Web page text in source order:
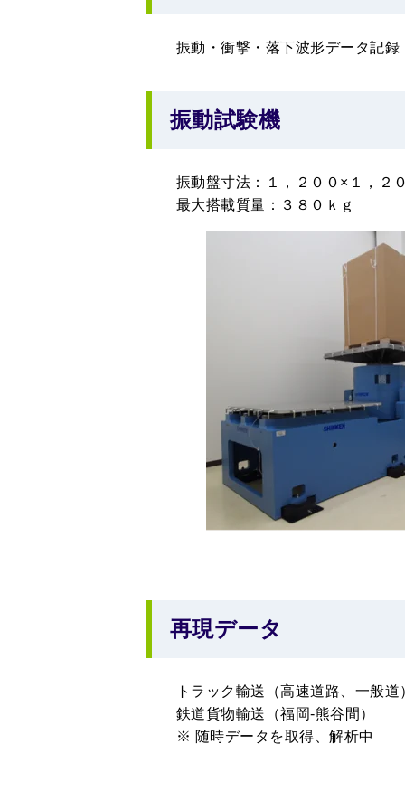
振動・衝撃・落下波形データ記録
振動試験機
振動盤寸法：１，２００×１，２
最大搭載質量：３８０ｋｇ
再現データ
トラック輸送（高速道路、一般道
鉄道貨物輸送（福岡-熊谷間）
※ 随時データを取得、解析中